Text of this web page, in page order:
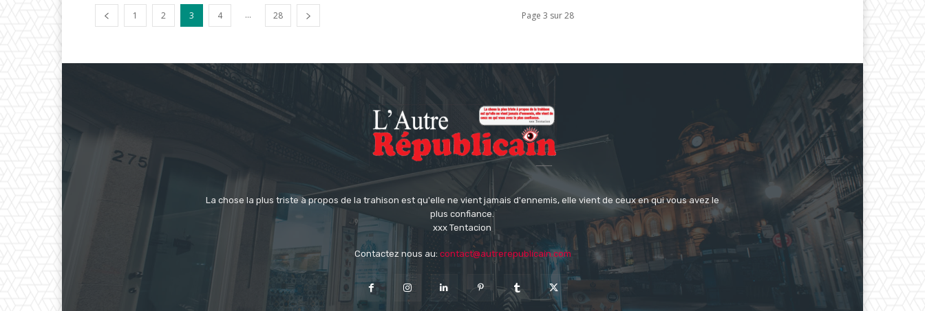
1 2 3 4 ... 28 Page 3 sur 28
La chose la plus triste à propos de la trahison est qu'elle ne vient jamais d'ennemis, elle vient de ceux en qui vous avez le
plus confiance.
xxx Tentacion
Contactez nous au: contact@autrerepublicain.com